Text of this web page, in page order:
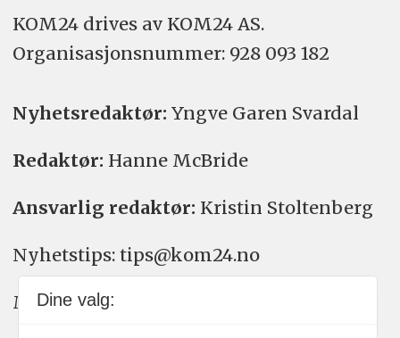
KOM24 drives av KOM24 AS.
Organisasjons­nummer: 928 093 182
Nyhetsredaktør: Yngve Garen Svardal
Redaktør: Hanne McBride
Ansvarlig redaktør: Kristin Stoltenberg
Nyhetstips: tips@kom24.no
Meninger: meninger@kom24.no
Dine valg: